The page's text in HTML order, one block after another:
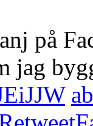
på
jag